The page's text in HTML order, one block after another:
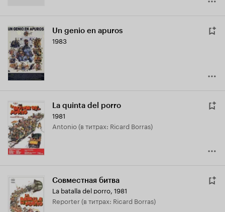
Un genio en apuros
1983
La quinta del porro
1981
Antonio (в титрах: Ricard Borras)
Совместная битва
La batalla del porro, 1981
Reporter (в титрах: Ricard Borras)